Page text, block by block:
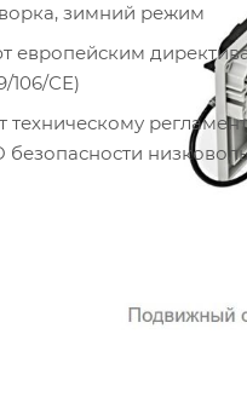
зимний режим
европейским
106/СЕ)
техническому
безопасности